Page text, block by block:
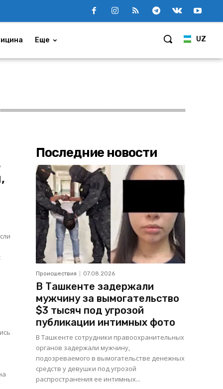
UZ
Еще
Последние новости
Происшествия 07.08.2026
В Ташкенте задержали
мужчину за вымогательство
$3 тысяч под угрозой
публикации интимных фото
В Ташкенте сотрудники правоохранительных
органов задержали мужчину,
подозреваемого в вымогательстве денежных
средств у девушки под угрозой
распространения ее интимных...